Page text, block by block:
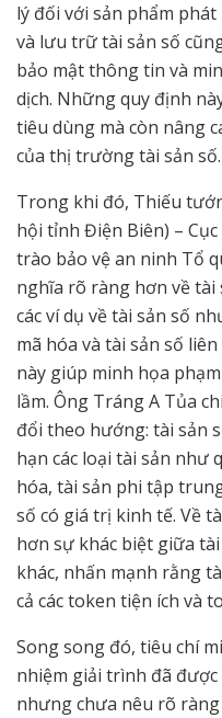
lý đối với sản phẩm
và lưu trữ tài sản số
bảo mật thông tin và
dịch. Những quy định
tiêu dùng mà còn nâng
của thị trường tài sản số.
Trong khi đó, Thiếu
hội tỉnh Điện Biên) –
trào bảo vệ an ninh Tổ
nghĩa rõ ràng hơn về tài
các ví dụ về tài sản số
mã hóa và tài sản số
này giúp minh họa
lầm. Ông Tráng A Tủa
đổi theo hướng: tài sản
hạn các loại tài sản như
hóa, tài sản phi tập
số có giá trị kinh tế. Về
hơn sự khác biệt giữa
khác, nhấn mạnh rằng
cả các token tiện ích và
Song song đó, tiêu chí
nhiệm giải trình đã
nhưng chưa nêu rõ